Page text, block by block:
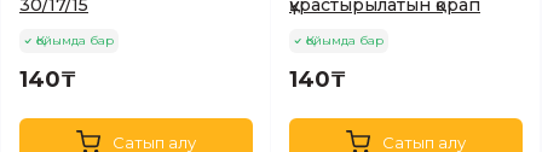
30/17/15
Қойымда бар
140₸
Сатып алу
құрастырылатын қорап
Қойымда бар
140₸
Сатып алу